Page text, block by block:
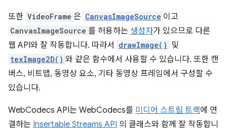
또한 VideoFrame 은 CanvasImageSource 이고
CanvasImageSource 를 허용하는 생성자가 있으므로 다른
웹 API와 잘 작동합니다. 따라서
drawImage() 및
texImage2D() 와 같은 함수에서 사용할 수 있습니다. 또한 캔
버스, 비트맵, 동영상 요소, 기타 동영상 프레임에서 구성할 수
있습니다.
WebCodecs API는 WebCodecs를 미디어 스트림 트랙에 연
결하는 Insertable Streams API 의 클래스와 함께 잘 작동합니